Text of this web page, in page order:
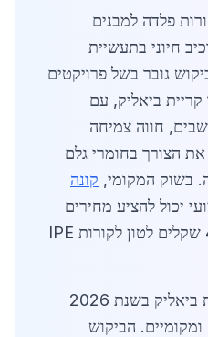
לאפריל 2026. קורות פלדה למבנים
חיוני בתעשיית
גובר בשל פרויקטים
קריית ביאליק, עם
של 41,184 תושבים, חווה צמיחה
הצורך בחומרי גלם
בשוק המקומי, קונה
יכול להציע מחירים
תחרותיים החל מ-4,500 שקלים לטון לקורות IPE
שוק קורות הפלדה בקריית ביאליק בשנת 2026
ומקומיים. הביקוש